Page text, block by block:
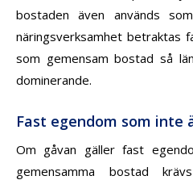
bostaden även används
näringsverksamhet betraktas
som gemensam bostad så
dominerande.
Fast egendom som inte
Om gåvan gäller fast
gemensamma bostad